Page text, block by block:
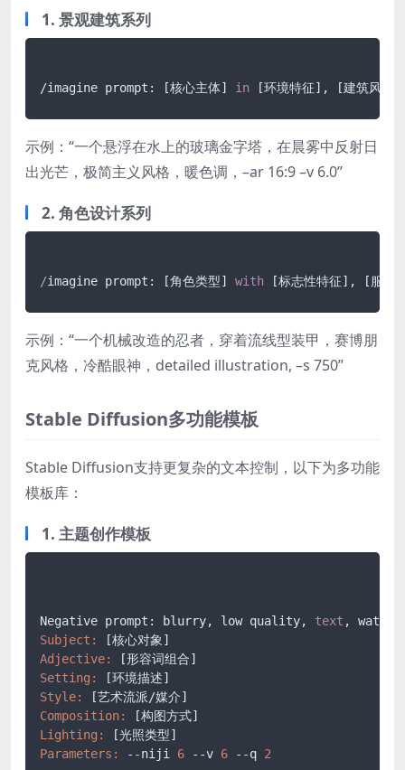
1. 景观建筑系列
/imagine prompt: [核心主体] in
示例：“一个悬浮在水上的玻璃金字塔，在晨雾中反射日
出光芒，极简主义风格，暖色调，–ar 16:9 –v 6.0”
2. 角色设计系列
/imagine prompt: [角色类型] with [标志性特征], [服
示例：“一个机械改造的忍者，穿着流线型装甲，赛博朋
克风格，冷酷眼神，detailed illustration, –s 750”
Stable Diffusion多功能模板
Stable Diffusion支持更复杂的文本控制，以下为多功能
模板库：
1. 主题创作模板
Negative prompt: blurry, low quality, text
Subject:
Adjective:
Setting:
Style:
Composition:
Lighting:
Parameters:
--niji 6 --v 6 --q 2